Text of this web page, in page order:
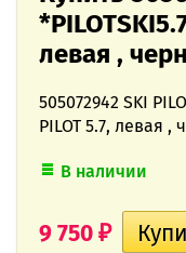
левая ,
505072942 SKI
PILOT 5.7, левая ,
В наличии
9 750 ₽